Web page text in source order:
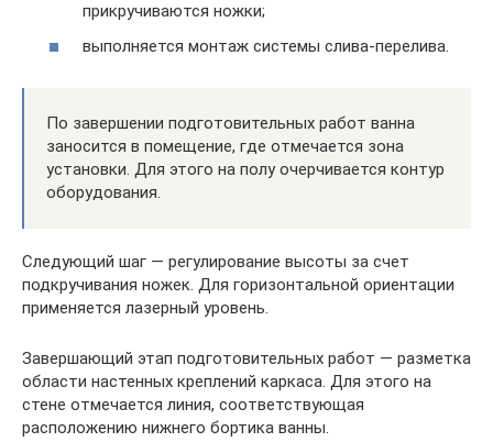
прикручиваются ножки;
выполняется монтаж системы слива-перелива.
По завершении подготовительных работ ванна
заносится в помещение, где отмечается зона
установки. Для этого на полу очерчивается контур
оборудования.
Следующий шаг — регулирование высоты за счет
подкручивания ножек. Для горизонтальной ориентации
применяется лазерный уровень.
Завершающий этап подготовительных работ — разметка
области настенных креплений каркаса. Для этого на
стене отмечается линия, соответствующая
расположению нижнего бортика ванны.